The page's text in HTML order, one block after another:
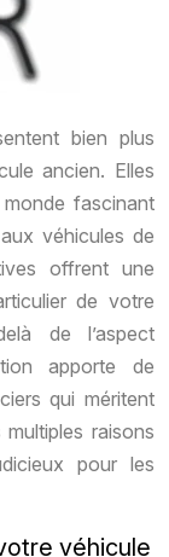
bien plus
ancien. Elles
fascinant
véhicules de
offrent une
de votre
de l’aspect
apporte de
qui méritent
raisons
pour les
véhicule